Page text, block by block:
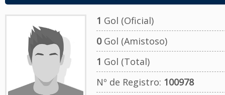
1 Gol (Oficial)
0Gol (Amistoso)
1 Gol (Total)
Nº de Registro: 100978